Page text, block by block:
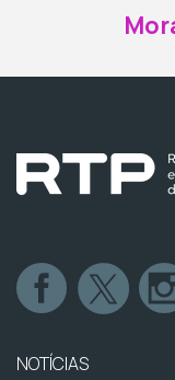
NOTÍCIAS